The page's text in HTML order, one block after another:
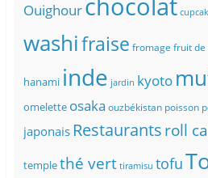
Ouighour
washifraise fromage fruit de
hanami inde jardin kyoto
omelette osaka ouzbékistan poisson
japonais Restaurantsroll
templethé vert tiramisu tofu